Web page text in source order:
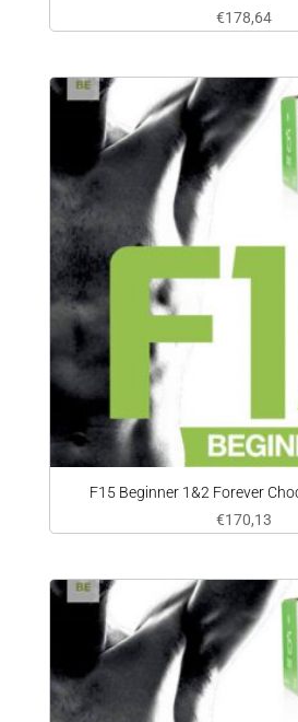
€178,64
F15 Beginner 1&2 Forever
€170,13